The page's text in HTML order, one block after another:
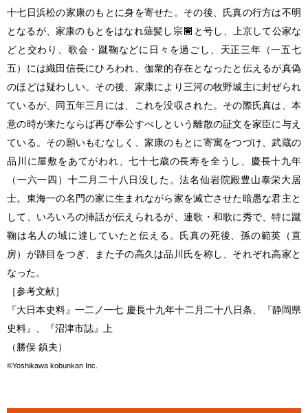
十七日浜松の家康のもとに身を寄せた。その後、氏真の行方は不明
となるが、家康のもとをはなれ薙髪し宗
と号し、上京して公家な
どと交わり、歌会・蹴鞠などに日々を過ごし、天正三年（一五七
五）には織田信長にひろわれ、伽衆的存在となったと伝えるが真偽
のほどは疑わしい。その後、家康により三河の牧野城主に封ぜられ
ているが、同五年三月には、これを没収された。その際氏真は、本
意の時が来たならば再び奉公すべしという離散の証文を家臣に与え
ている。その願いもむなしく、家康のもとに寄寓をつづけ、武蔵の
品川に屋敷をあてがわれ、七十七歳の長寿を全うし、慶長十九年
（一六一四）十二月二十八日没した。法名仙岩院殿豊山泰栄大居
士。東海一の名門の家に生まれながら家を滅亡させた暗愚な君主と
して、いろいろの挿話が伝えられるが、連歌・和歌に秀で、特に蹴
鞠は名人の域に達していたと伝える。氏真の死後、孫の範英（直
房）が跡目をつぎ、また子の高久は品川氏を称し、それぞれ高家と
なった。
［参考文献］
『大日本史料』一二ノ一七 慶長十九年十二月二十八日条、『静岡県
史料』、『沼津市誌』上
（勝俣 鎮夫）
©Yoshikawa kobunkan Inc.